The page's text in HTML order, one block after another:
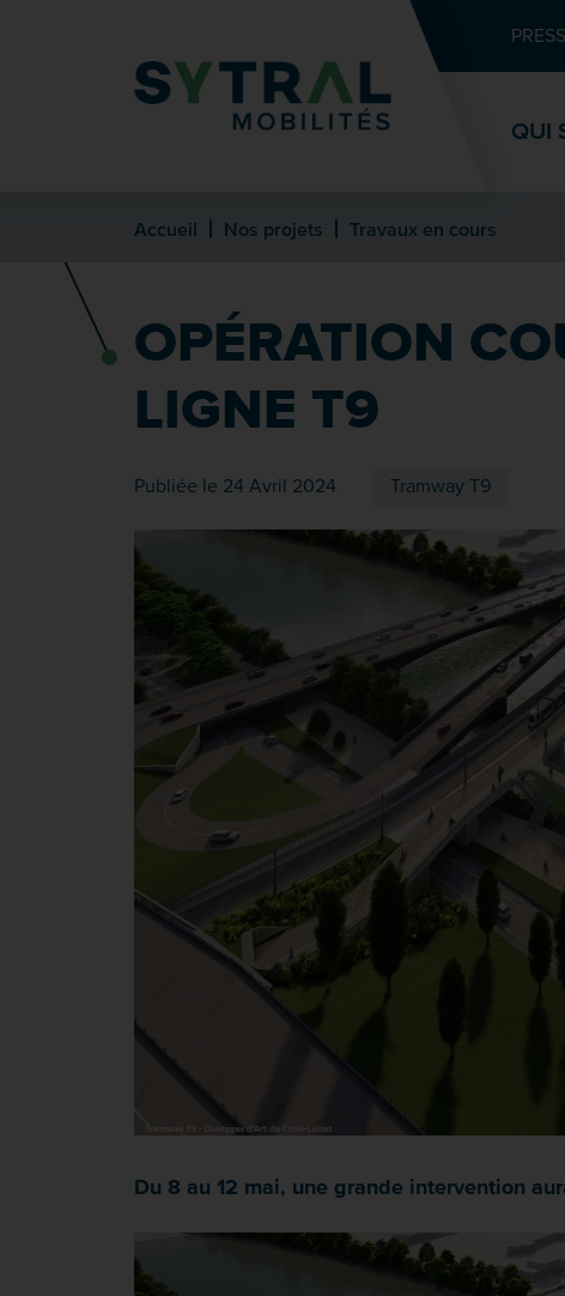
Recherche
QUI
Accueil Nos projets Travaux en cours
OPÉRATION
LIGNE T9
Publiée le 24 Avril 2024 Tramway T9
Du 8 au 12 mai, une grande intervention